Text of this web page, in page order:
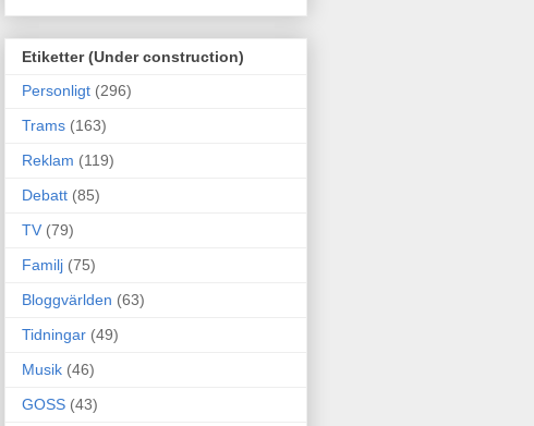
Etiketter (Under construction)
Personligt (296)
Trams (163)
Reklam (119)
Debatt (85)
TV (79)
Familj (75)
Bloggvärlden (63)
Tidningar (49)
Musik (46)
GOSS (43)